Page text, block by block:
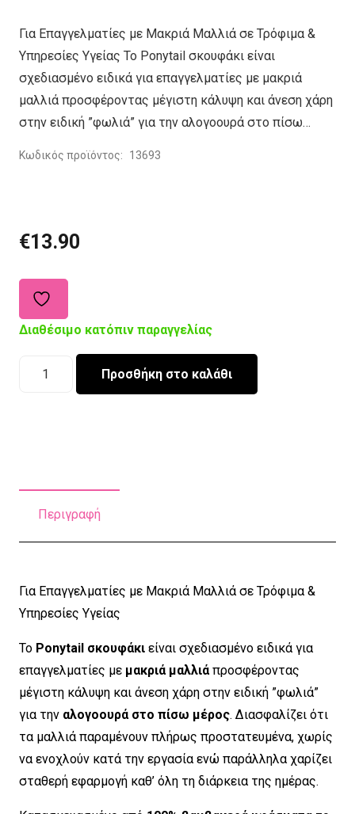
Για Επαγγελματίες με Μακριά Μαλλιά σε Τρόφιμα &
Υπηρεσίες Υγείας Το Ponytail σκουφάκι είναι
σχεδιασμένο ειδικά για επαγγελματίες με μακριά
μαλλιά προσφέροντας μέγιστη κάλυψη και άνεση χάρη
στην ειδική ”φωλιά” για την αλογοουρά στο πίσω…
Κωδικός προϊόντος: 13693
€13.90
Διαθέσιμο κατόπιν παραγγελίας
Χειροποίητο
Προσθήκη στο καλάθι
Περιγραφή
Για Επαγγελματίες με Μακριά Μαλλιά σε Τρόφιμα &
Υπηρεσίες Υγείας
Το Ponytail σκουφάκι είναι σχεδιασμένο ειδικά για
επαγγελματίες με μακριά μαλλιάπροσφέροντας
μέγιστη κάλυψη και άνεση χάρη στην ειδική ”φωλιά”
για την αλογοουρά στο πίσω μέρος. Διασφαλίζει ότι
τα μαλλιά παραμένουν πλήρως προστατευμένα, χωρίς
να ενοχλούν κατά την εργασία ενώ παράλληλα χαρίζει
σταθερή εφαρμογή καθ’ όλη τη διάρκεια της ημέρας.